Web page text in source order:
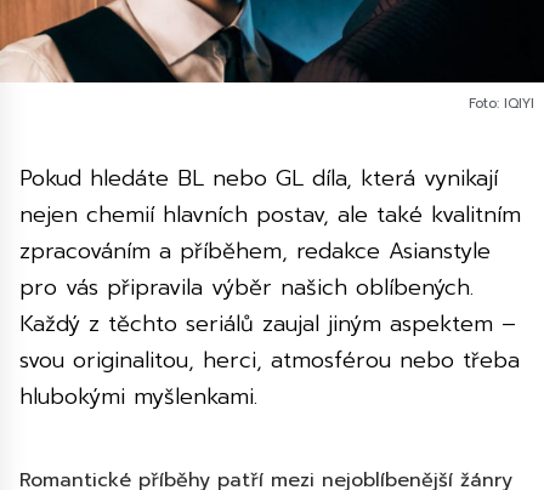
Foto: IQIYI
Pokud hledáte BL nebo GL díla, která vynikají
nejen chemií hlavních postav, ale také kvalitním
zpracováním a příběhem, redakce Asianstyle
pro vás připravila výběr našich oblíbených.
Každý z těchto seriálů zaujal jiným aspektem –
svou originalitou, herci, atmosférou nebo třeba
hlubokými myšlenkami.
Romantické příběhy patří mezi nejoblíbenější žánry